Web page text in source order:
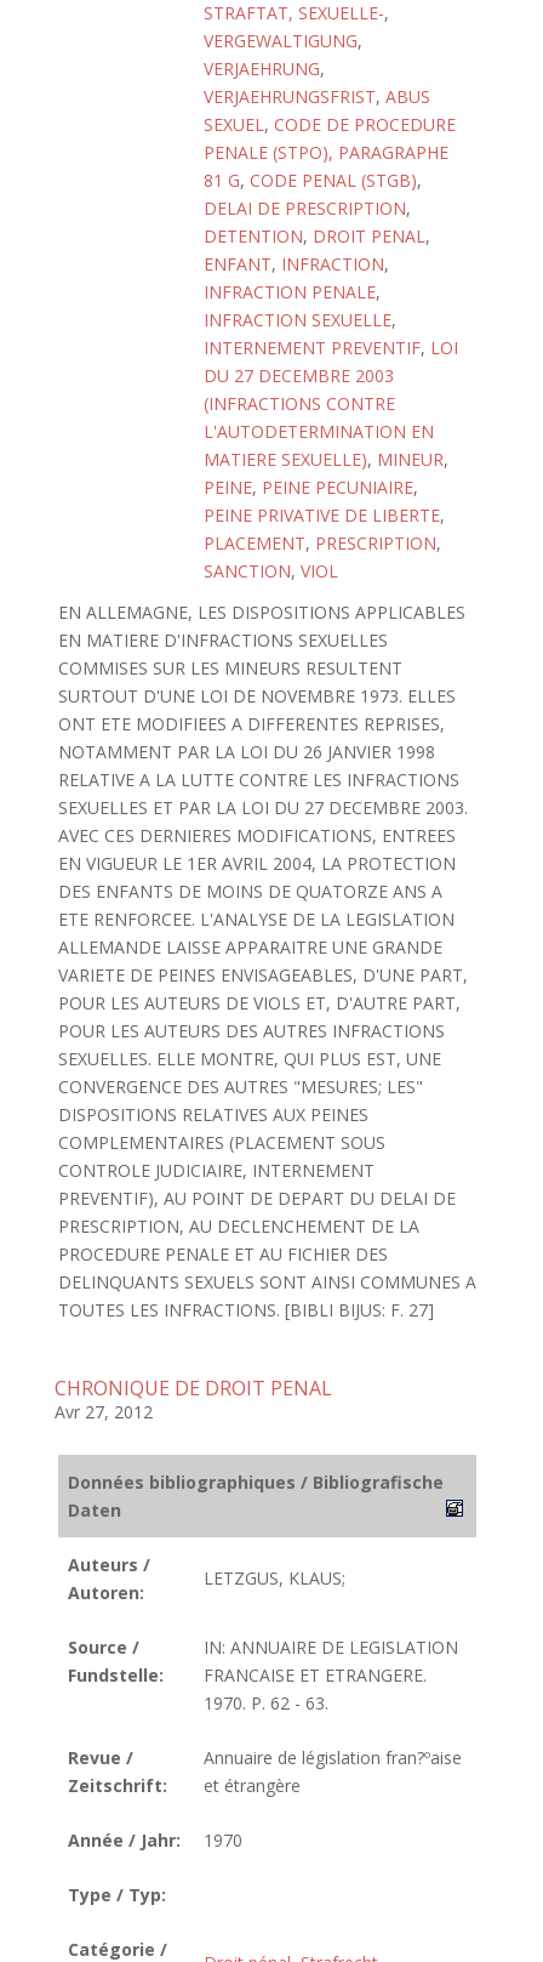
STRAFTAT, SEXUELLE-,
VERGEWALTIGUNG,
VERJAEHRUNG,
VERJAEHRUNGSFRIST, ABUS
SEXUEL, CODE DE PROCEDURE
PENALE (STPO), PARAGRAPHE
81 G, CODE PENAL (STGB),
DELAI DE PRESCRIPTION,
DETENTION, DROIT PENAL,
ENFANT, INFRACTION,
INFRACTION PENALE,
INFRACTION SEXUELLE,
INTERNEMENT PREVENTIF, LOI
DU 27 DECEMBRE 2003
(INFRACTIONS CONTRE
L'AUTODETERMINATION EN
MATIERE SEXUELLE), MINEUR,
PEINE, PEINE PECUNIAIRE,
PEINE PRIVATIVE DE LIBERTE,
PLACEMENT, PRESCRIPTION,
SANCTION, VIOL
EN ALLEMAGNE, LES DISPOSITIONS APPLICABLES
EN MATIERE D'INFRACTIONS SEXUELLES
COMMISES SUR LES MINEURS RESULTENT
SURTOUT D'UNE LOI DE NOVEMBRE 1973. ELLES
ONT ETE MODIFIEES A DIFFERENTES REPRISES,
NOTAMMENT PAR LA LOI DU 26 JANVIER 1998
RELATIVE A LA LUTTE CONTRE LES INFRACTIONS
SEXUELLES ET PAR LA LOI DU 27 DECEMBRE 2003.
AVEC CES DERNIERES MODIFICATIONS, ENTREES
EN VIGUEUR LE 1ER AVRIL 2004, LA PROTECTION
DES ENFANTS DE MOINS DE QUATORZE ANS A
ETE RENFORCEE. L'ANALYSE DE LA LEGISLATION
ALLEMANDE LAISSE APPARAITRE UNE GRANDE
VARIETE DE PEINES ENVISAGEABLES, D'UNE PART,
POUR LES AUTEURS DE VIOLS ET, D'AUTRE PART,
POUR LES AUTEURS DES AUTRES INFRACTIONS
SEXUELLES. ELLE MONTRE, QUI PLUS EST, UNE
CONVERGENCE DES AUTRES "MESURES; LES"
DISPOSITIONS RELATIVES AUX PEINES
COMPLEMENTAIRES (PLACEMENT SOUS
CONTROLE JUDICIAIRE, INTERNEMENT
PREVENTIF), AU POINT DE DEPART DU DELAI DE
PRESCRIPTION, AU DECLENCHEMENT DE LA
PROCEDURE PENALE ET AU FICHIER DES
DELINQUANTS SEXUELS SONT AINSI COMMUNES A
TOUTES LES INFRACTIONS. [BIBLI BIJUS: F. 27]
CHRONIQUE DE DROIT PENAL
Avr 27, 2012
Données bibliographiques / Bibliografische
Daten
Auteurs /
Autoren:
LETZGUS, KLAUS;
Source /
Fundstelle:
IN: ANNUAIRE DE LEGISLATION
FRANCAISE ET ETRANGERE.
1970. P. 62 - 63.
Revue /
Zeitschrift:
Annuaire de législation fran?ºaise
et étrangère
Année / Jahr: 1970
Type / Typ:
Catégorie /